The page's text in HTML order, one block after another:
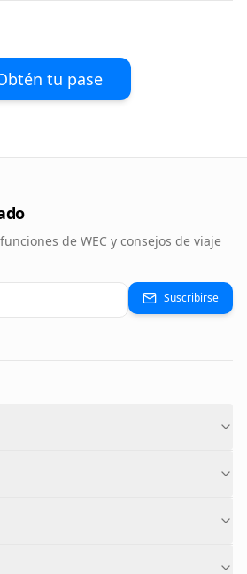
tu pase
de WEC y consejos de viaje
Suscribirse